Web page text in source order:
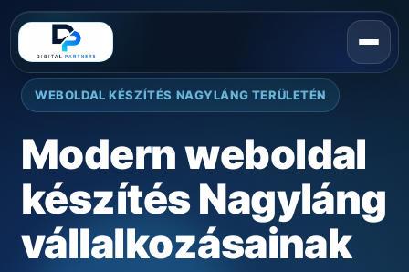
WEBOLDAL KÉSZÍTÉS NAGYLÁNG TERÜLETÉN
Modern weboldal
készítés Nagyláng
vállalkozásainak